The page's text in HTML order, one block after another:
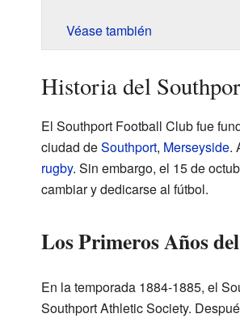
Véase también
Historia del
El Southport Football Club fue
ciudad deSouthport, Merseyside.
rugby. Sin embargo, el 15 de
cambiar y dedicarse al fútbol.
Los Primeros Años
En la temporada 1884-1885, el
Southport Athletic Society.